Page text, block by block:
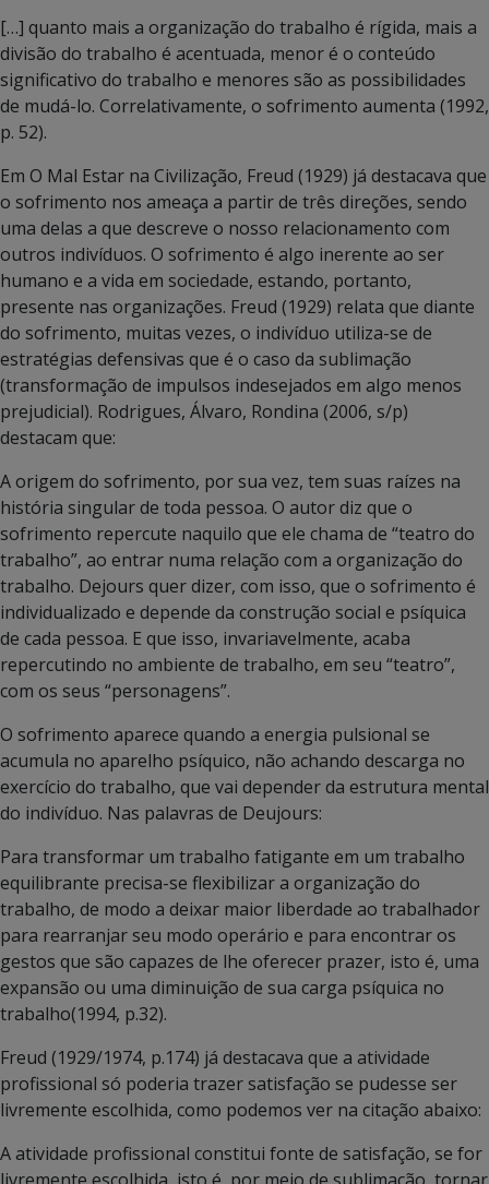
[…] quanto mais a organização do trabalho é rígida, mais a
divisão do trabalho é acentuada, menor é o conteúdo
significativo do trabalho e menores são as possibilidades
de mudá-lo. Correlativamente, o sofrimento aumenta (1992,
p. 52).
Em O Mal Estar na Civilização, Freud (1929) já destacava que
o sofrimento nos ameaça a partir de três direções, sendo
uma delas a que descreve o nosso relacionamento com
outros indivíduos. O sofrimento é algo inerente ao ser
humano e a vida em sociedade, estando, portanto,
presente nas organizações. Freud (1929) relata que diante
do sofrimento, muitas vezes, o indivíduo utiliza-se de
estratégias defensivas que é o caso da sublimação
(transformação de impulsos indesejados em algo menos
prejudicial). Rodrigues, Álvaro, Rondina (2006, s/p)
destacam que:
A origem do sofrimento, por sua vez, tem suas raízes na
história singular de toda pessoa. O autor diz que o
sofrimento repercute naquilo que ele chama de “teatro do
trabalho”, ao entrar numa relação com a organização do
trabalho. Dejours quer dizer, com isso, que o sofrimento é
individualizado e depende da construção social e psíquica
de cada pessoa. E que isso, invariavelmente, acaba
repercutindo no ambiente de trabalho, em seu “teatro”,
com os seus “personagens”.
O sofrimento aparece quando a energia pulsional se
acumula no aparelho psíquico, não achando descarga no
exercício do trabalho, que vai depender da estrutura mental
do indivíduo. Nas palavras de Deujours:
Para transformar um trabalho fatigante em um trabalho
equilibrante precisa-se flexibilizar a organização do
trabalho, de modo a deixar maior liberdade ao trabalhador
para rearranjar seu modo operário e para encontrar os
gestos que são capazes de lhe oferecer prazer, isto é, uma
expansão ou uma diminuição de sua carga psíquica no
trabalho(1994, p.32).
Freud (1929/1974, p.174) já destacava que a atividade
profissional só poderia trazer satisfação se pudesse ser
livremente escolhida, como podemos ver na citação abaixo:
A atividade profissional constitui fonte de satisfação, se for